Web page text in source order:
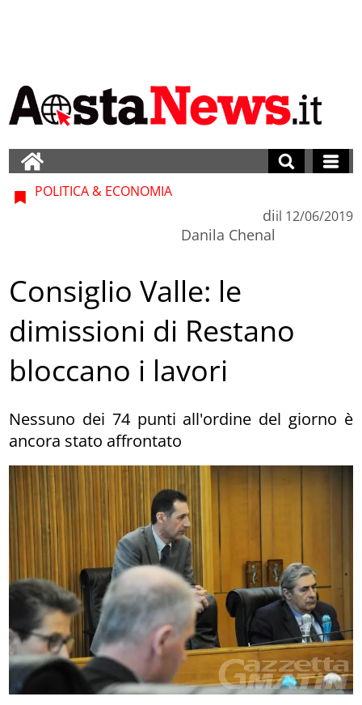
POLITICA & ECONOMIA
di
Danila Chenal
il 12/06/2019
Consiglio Valle: le
dimissioni di Restano
bloccano i lavori
Nessuno dei 74 punti all'ordine del giorno è
ancora stato affrontato